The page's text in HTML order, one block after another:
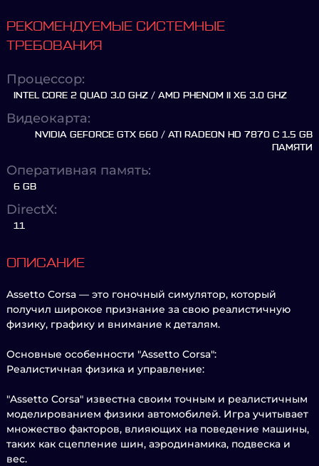
РЕКОМЕНДУЕМЫЕ СИСТЕМНЫЕ
ТРЕБОВАНИЯ
Процессор:
INTEL CORE 2 QUAD 3.0 GHZ / AMD PHENOM II X6 3.0 GHZ
Видеокарта:
NVIDIA GEFORCE GTX 660 / ATI RADEON HD 7870 С 1.5 GB
ПАМЯТИ
Оперативная память:
6 GB
DirectX:
11
ОПИСАНИЕ
Assetto Corsa — это гоночный симулятор, который
получил широкое признание за свою реалистичную
физику, графику и внимание к деталям.
Основные особенности "Assetto Corsa":
Реалистичная физика и управление:
"Assetto Corsa" известна своим точным и реалистичным
моделированием физики автомобилей. Игра учитывает
множество факторов, влияющих на поведение машины,
таких как сцепление шин, аэродинамика, подвеска и
вес.